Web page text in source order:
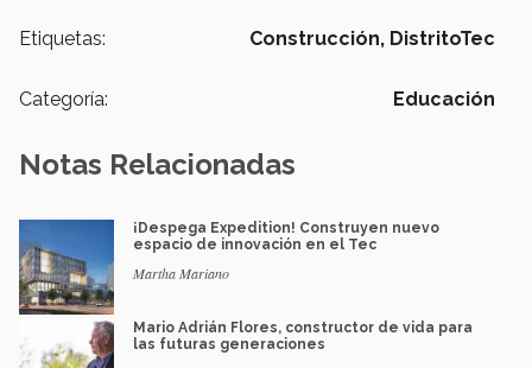
Etiquetas: Construcción, DistritoTec
Categoría: Educación
Notas Relacionadas
¡Despega Expedition! Construyen nuevo
espacio de innovación en el Tec
Martha Mariano
Mario Adrián Flores, constructor de vida para
las futuras generaciones